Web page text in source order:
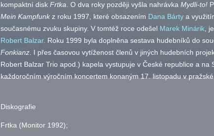
kompaktní disk Frtka . O dva roky později vyšla nahrávka Mydli-to!
Mein Kampfunk z roku 1997, které obsazením Dana Bárty a
současnému zvuku skupiny. V tomtéž roce odešel Marek Minárik ,
Robert Balzar. Roku 1999 byla doplněna sestava hudebníků do
Fonkianz . I přes časovou vytíženost členů v jiných hudebních
Robert Balzar Trio apod. ) kapela vystupuje v České republice a na
každoročním výročním koncertem konaným 17. listopadu v
Diskografie
Frtka (Monitor 1992);